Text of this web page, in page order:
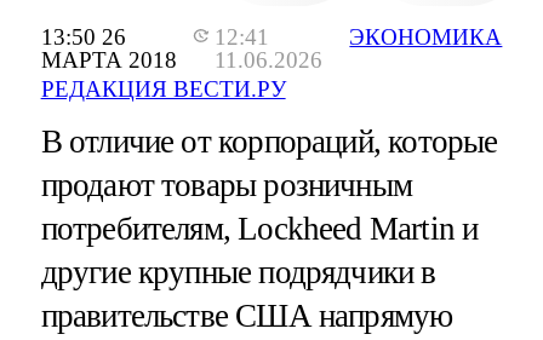
13:50 26
МАРТА 2018
12:41
11.06.2026
РЕДАКЦИЯ ВЕСТИ.РУ
ЭКОНОМИКА
В отличие от корпораций, которые
продают товары розничным
потребителям, Lockheed Martin и
другие крупные подрядчики в
правительстве США напрямую